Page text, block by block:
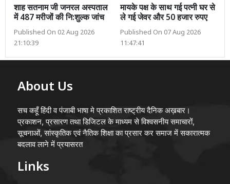
शाह सतनाम जी जनरल अस्पताल
में 487 मरीजों की नि:शुल्क जांच
Published On 02 Aug 2026
21:10:39
मायके पक्ष के साथ गई पत्नी घर से
ले गई जेवर और 50 हजार रुपए
Published On 07 Aug 2026
11:47:41
About Us
सच कहूँ हिंदी व पंजाबी भाषा मे प्रकाशित राष्ट्रीय दैनिक अख़बार।
प्रकाशन, प्रसारण तथा डिजिटल के माध्यम से विश्वसनीय समाचारों,
सूचनाओं, सांस्कृतिक एवं नैतिक शिक्षा का प्रसार कर समाज में सकारात्मक
बदलाव लाने में प्रयासरत
Links